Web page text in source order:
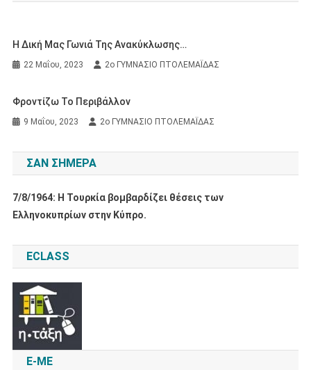
Η Δική Μας Γωνιά Της Ανακύκλωσης…
22 Μαΐου, 2023 2ο ΓΥΜΝΑΣΙΟ ΠΤΟΛΕΜΑΪΔΑΣ
Φροντίζω Το Περιβάλλον
9 Μαΐου, 2023 2ο ΓΥΜΝΑΣΙΟ ΠΤΟΛΕΜΑΪΔΑΣ
ΣΑΝ ΣΉΜΕΡΑ
7/8/1964: Η Τουρκία βομβαρδίζει θέσεις των
Ελληνοκυπρίων στην Κύπρο.
ECLASS
E-ME